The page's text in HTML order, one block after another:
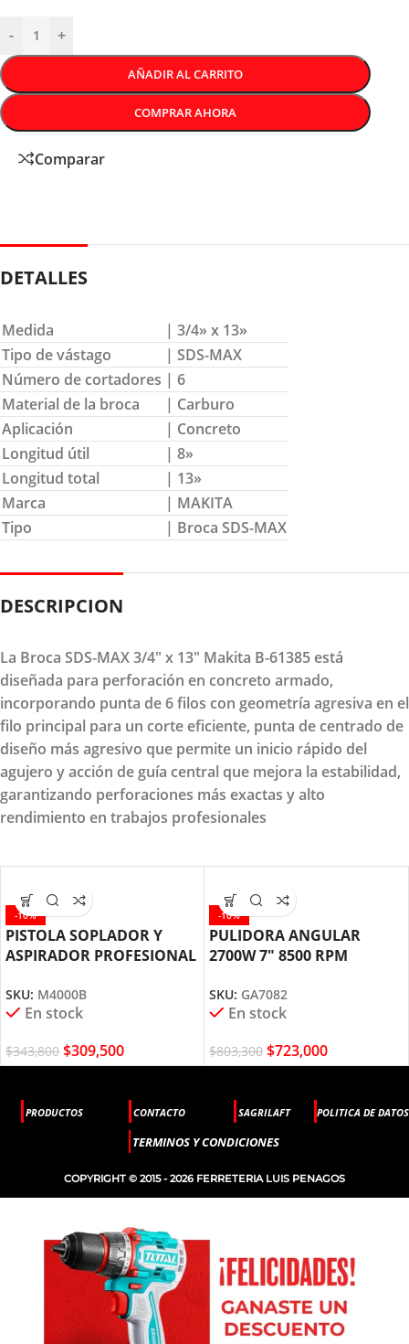
- +
AÑADIR AL CARRITO
COMPRAR AHORA
Comparar
DETALLES
Medida
| 3/4» x 13»
Tipo de vástago
| SDS-MAX
Número de cortadores | 6
Material de la broca
| Carburo
Aplicación
| Concreto
Longitud útil
| 8»
Longitud total
| 13»
Marca
| MAKITA
Tipo
| Broca SDS-MAX
DESCRIPCION
La Broca SDS-MAX 3/4" x 13" Makita B-61385 está
diseñada para perforación en concreto armado,
incorporando punta de 6 filos con geometría agresiva en el
filo principal para un corte eficiente, punta de centrado de
diseño más agresivo que permite un inicio rápido del
agujero y acción de guía central que mejora la estabilidad,
garantizando perforaciones más exactas y alto
rendimiento en trabajos profesionales
-10%
PISTOLA SOPLADOR Y
ASPIRADOR PROFESIONAL
SKU: M4000B
En stock
$343,800 $309,500
-10%
PULIDORA ANGULAR
2700W 7″ 8500 RPM
SKU: GA7082
En stock
$803,300 $723,000
PRODUCTOS CONTACTO SAGRILAFT POLITICA DE DATOS
TERMINOS Y CONDICIONES
COPYRIGHT © 2015 - 2026 FERRETERIA LUIS PENAGOS